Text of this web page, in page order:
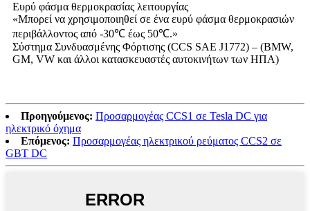
Ευρύ φάσμα θερμοκρασίας λειτουργίας
«Μπορεί να χρησιμοποιηθεί σε ένα ευρύ φάσμα θερμοκρασιών
περιβάλλοντος από -30℃ έως 50℃.»
Σύστημα Συνδυασμένης Φόρτισης (CCS SAE J1772) – (BMW,
GM, VW και άλλοι κατασκευαστές αυτοκινήτων των ΗΠΑ)
Προηγούμενος: Προσαρμογέας CCS1 σε Tesla DC για
ηλεκτρικό όχημα
Επόμενος: Προσαρμογέας ηλεκτρικού ρεύματος CCS2 σε
GBT DC